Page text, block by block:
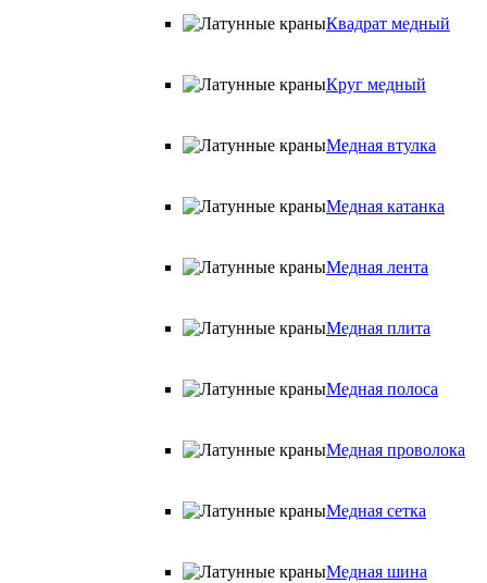
Квадрат медный
Круг медный
Медная втулка
Медная катанка
Медная лента
Медная плита
Медная полоса
Медная проволока
Медная сетка
Медная шина